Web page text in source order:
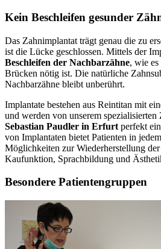
Kein Beschleifen gesunder
Das Zahnimplantat trägt genau die zu
ist die Lücke geschlossen. Mittels der
Beschleifen der Nachbarzähne, wie
Brücken nötig ist. Die natürliche
Nachbarzähne bleibt unberührt.
Implantate bestehen aus Reintitan mit
und werden von unserem
Sebastian Paudler in Erfurt perfekt
von Implantaten bietet Patienten in
Möglichkeiten zur Wiederherstellung
Kaufunktion, Sprachbildung und
Besondere Patientengruppen